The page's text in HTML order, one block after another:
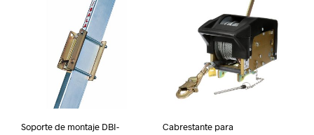
Soporte de montaje DBI-
Cabrestante para